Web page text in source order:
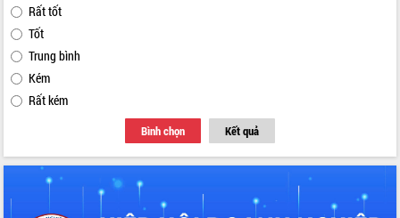
Rất tốt
Tốt
Trung bình
Kém
Rất kém
Bình chọn Kết quả